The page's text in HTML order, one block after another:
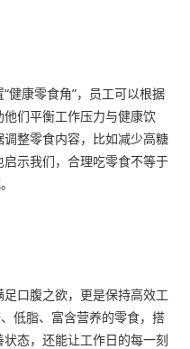
健康零食角”，员工可以根据
们平衡工作压力与健康饮
整零食内容，比如减少高糖
示我们，合理吃零食不等于
口腹之欲，更是保持高效工
低脂、富含营养的零食，搭
态，还能让工作日的每一刻